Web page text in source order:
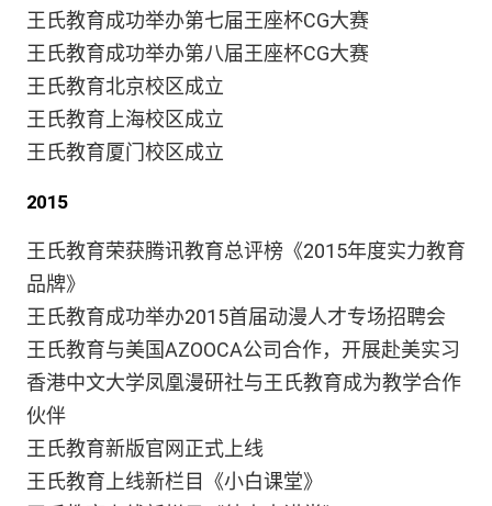
王氏教育成功举办第七届王座杯CG大赛
王氏教育成功举办第八届王座杯CG大赛
王氏教育北京校区成立
王氏教育上海校区成立
王氏教育厦门校区成立
2015
王氏教育荣获腾讯教育总评榜《2015年度实力教育
品牌》
王氏教育成功举办2015首届动漫人才专场招聘会
王氏教育与美国AZOOCA公司合作，开展赴美实习
香港中文大学凤凰漫研社与王氏教育成为教学合作
伙伴
王氏教育新版官网正式上线
王氏教育上线新栏目《小白课堂》